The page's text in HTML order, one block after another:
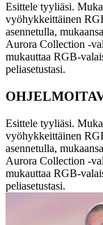
Esittele tyyliäsi.
vyöhykkeittäinen
asennetulla,
Aurora Collection -
mukauttaa RGB-
peliasetustasi.
Esittele tyyliäsi.
vyöhykkeittäinen
asennetulla,
Aurora Collection -
mukauttaa RGB-
peliasetustasi.